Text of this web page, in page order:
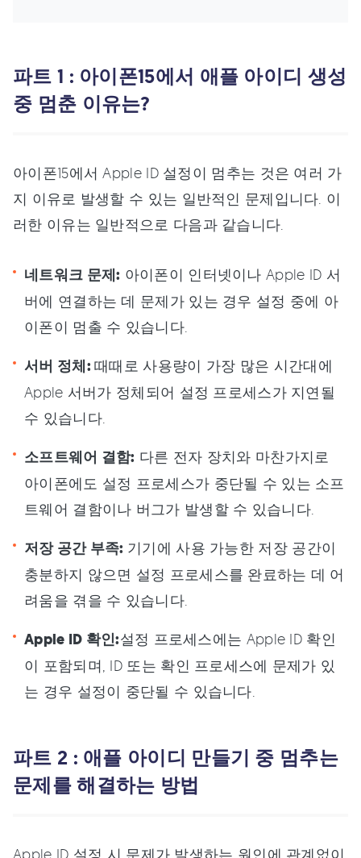
파트 1 : 아이폰15에서 애플 아이디 생성
중 멈춘 이유는?
아이폰15에서 Apple ID 설정이 멈추는 것은 여러 가
지 이유로 발생할 수 있는 일반적인 문제입니다. 이
러한 이유는 일반적으로 다음과 같습니다.
네트워크 문제: 아이폰이 인터넷이나 Apple ID 서
버에 연결하는 데 문제가 있는 경우 설정 중에 아
이폰이 멈출 수 있습니다.
서버 정체:때때로 사용량이 가장 많은 시간대에
Apple 서버가 정체되어 설정 프로세스가 지연될
수 있습니다.
소프트웨어 결함: 다른 전자 장치와 마찬가지로
아이폰에도 설정 프로세스가 중단될 수 있는 소프
트웨어 결함이나 버그가 발생할 수 있습니다.
저장 공간 부족: 기기에 사용 가능한 저장 공간이
충분하지 않으면 설정 프로세스를 완료하는 데 어
려움을 겪을 수 있습니다.
Apple ID 확인:설정 프로세스에는 Apple ID 확인
이 포함되며, ID 또는 확인 프로세스에 문제가 있
는 경우 설정이 중단될 수 있습니다.
파트 2 : 애플 아이디 만들기 중 멈추는
문제를 해결하는 방법
Apple ID 설정 시 문제가 발생하는 원인에 관계없이